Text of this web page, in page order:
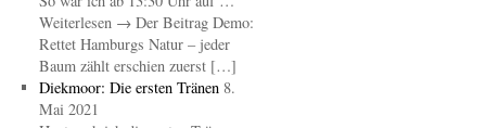
Weiterlesen → Der Beitrag Demo:
Rettet Hamburgs Natur – jeder
Baum zählt erschien zuerst […]
Diekmoor: Die ersten Tränen 8.
Mai 2021